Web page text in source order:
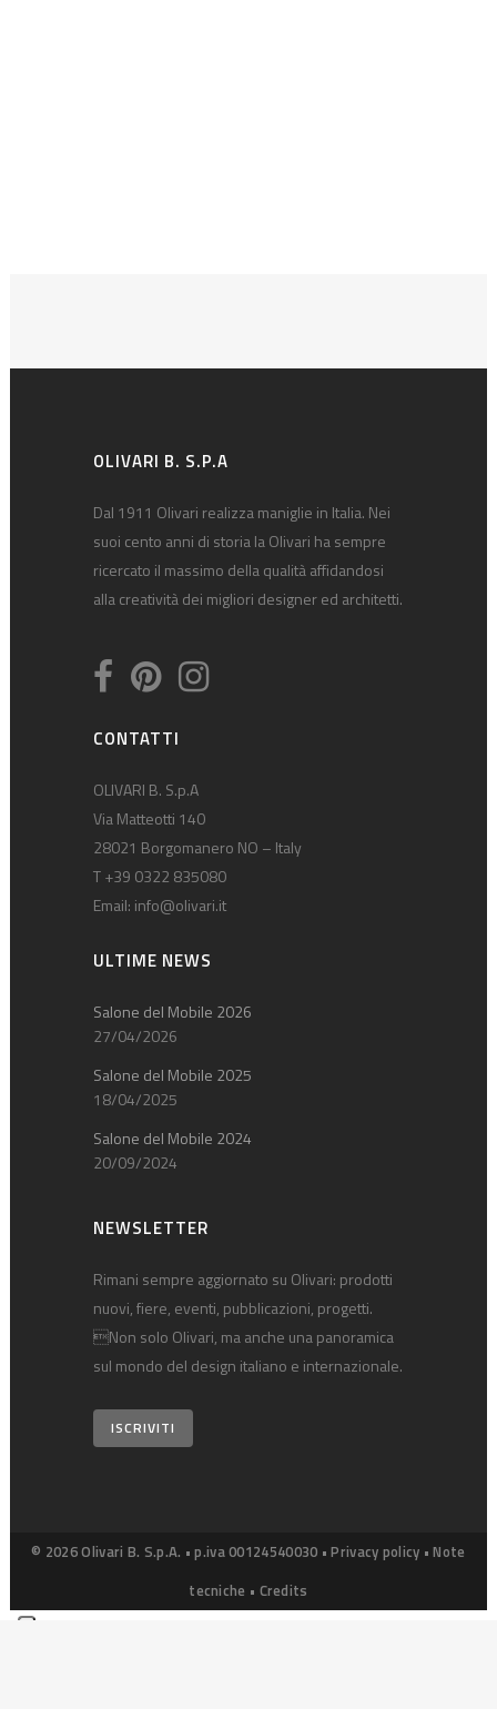
OLIVARI B. S.P.A
Dal 1911 Olivari realizza maniglie in Italia. Nei
suoi cento anni di storia la Olivari ha sempre
ricercato il massimo della qualità affidandosi
alla creatività dei migliori designer ed architetti.
CONTATTI
OLIVARI B. S.p.A
Via Matteotti 140
28021 Borgomanero NO – Italy
T +39 0322 835080
Email: info@olivari.it
ULTIME NEWS
Salone del Mobile 2026
27/04/2026
Salone del Mobile 2025
18/04/2025
Salone del Mobile 2024
20/09/2024
NEWSLETTER
Rimani sempre aggiornato su Olivari: prodotti
nuovi, fiere, eventi, pubblicazioni, progetti.
Non solo Olivari, ma anche una panoramica
sul mondo del design italiano e internazionale.
ISCRIVITI
© 2026 Olivari B. S.p.A. • p.iva 00124540030 •Privacy policy •Note
tecniche • Credits